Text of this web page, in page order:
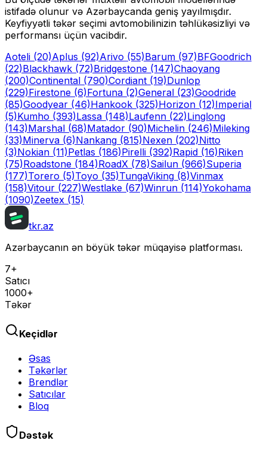
istifadə olunur və Azərbaycanda geniş yayılmışdır.
Keyfiyyətli təkər seçimi avtomobilinizin təhlükəsizliyi və
performansı üçün vacibdir.
Aoteli (20)Aplus (92)Arivo (55)Barum (97)BFGoodrich
(22)Blackhawk (72)Bridgestone (147)Chaoyang
(200)Continental (790)Cordiant (19)Dunlop
(229)Firestone (6)Fortuna (2)General (23)Goodride
(85)Goodyear (46)Hankook (325)Horizon (12)Imperial
(5)Kumho (393)Lassa (148)Laufenn (22)Linglong
(143)Marshal (68)Matador (90)Michelin (246)Mileking
(33)Minerva (6)Nankang (815)Nexen (202)Nitto
(3)Nokian (11)Petlas (186)Pirelli (392)Rapid (16)Riken
(75)Roadstone (184)RoadX (78)Sailun (966)Superia
(177)Torero (5)Toyo (35)TungaViking (8)Vinmax
(158)Vitour (227)Westlake (67)Winrun (114)Yokohama
(1090)Zeetex (15)
tkr.az
Azərbaycanın ən böyük təkər müqayisə platforması.
7+
Satıcı
1000+
Təkər
Keçidlər
Əsas
Təkərlər
Brendlər
Satıcılar
Bloq
Dəstək